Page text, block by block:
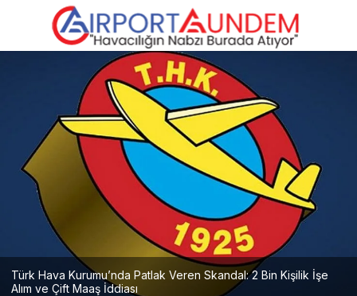
Türk Hava Kurumu’nda Patlak Veren Skandal: 2 Bin Kişilik İşe
Alım ve Çift Maaş İddiası
Suriye’nin Hava Trafiği
Güçleniyor! Türkiye’den
113 Araç ve Cihaz
Sevkiyatı
0